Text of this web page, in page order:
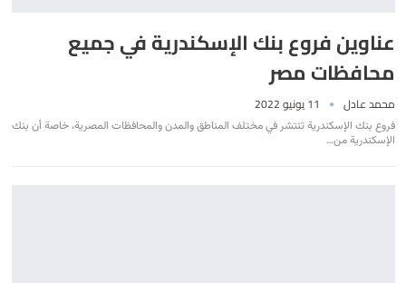
عناوين فروع بنك الإسكندرية في جميع
محافظات مصر
محمد عادل 11 يونيو 2022
فروع بنك الإسكندرية تنتشر في مختلف المناطق والمدن والمحافظات المصرية، خاصة أن بنك
الإسكندرية من…